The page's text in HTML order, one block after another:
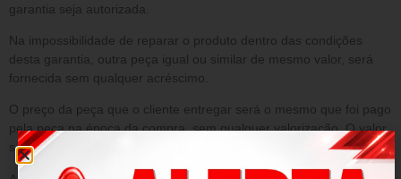
garantia seja autorizada.
Na impossibilidade de reparar o produto dentro das condições
desta garantia, outra peça igual ou similar de mesmo valor, será
fornecida sem qualquer acréscimo.
O preço da peça que o cliente entregar será o mesmo que foi pago
pela peça na época da compra, sem qualquer valorização. O valor
será o que constar no sistema da loja.